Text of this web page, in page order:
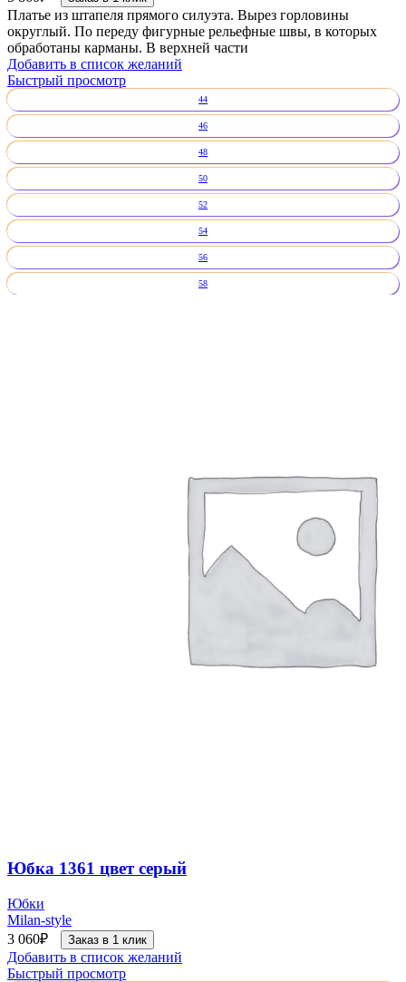
Платье из штапеля прямого силуэта. Вырез горловины
округлый. По переду фигурные рельефные швы, в которых
обработаны карманы. В верхней части
Добавить в список желаний
Быстрый просмотр
44
46
48
50
52
54
56
58
Юбка 1361 цвет серый
Юбки
Milan-style
3 060₽ Заказ в 1 клик
Добавить в список желаний
Быстрый просмотр